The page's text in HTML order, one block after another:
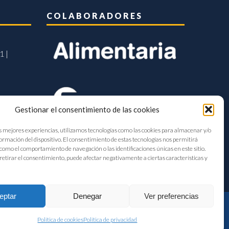
Gestionar el consentimiento de las cookies
mejores experiencias, utilizamos tecnologías como las cookies para almacenar y/o
del dispositivo. El consentimiento de estas tecnologías nos permitirá
el comportamiento de navegación o las identificaciones únicas en este sitio.
el consentimiento, puede afectar negativamente a ciertas características y
Denegar Ver preferencias
Política de cookiesPolítica de privacidad
|
COLABORADORES